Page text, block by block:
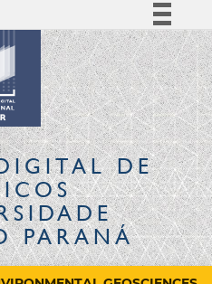
Simplifique!
Comunica BR
Participe
Acesso à informação
Legislação
CanaisDE
PARANÁ